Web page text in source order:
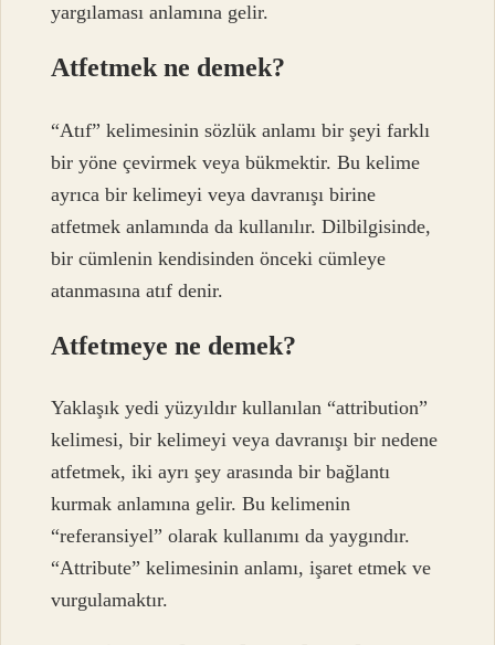
yargılaması anlamına gelir.
Atfetmek ne demek?
“Atıf” kelimesinin sözlük anlamı bir şeyi farklı
bir yöne çevirmek veya bükmektir. Bu kelime
ayrıca bir kelimeyi veya davranışı birine
atfetmek anlamında da kullanılır. Dilbilgisinde,
bir cümlenin kendisinden önceki cümleye
atanmasına atıf denir.
Atfetmeye ne demek?
Yaklaşık yedi yüzyıldır kullanılan “attribution”
kelimesi, bir kelimeyi veya davranışı bir nedene
atfetmek, iki ayrı şey arasında bir bağlantı
kurmak anlamına gelir. Bu kelimenin
“referansiyel” olarak kullanımı da yaygındır.
“Attribute” kelimesinin anlamı, işaret etmek ve
vurgulamaktır.